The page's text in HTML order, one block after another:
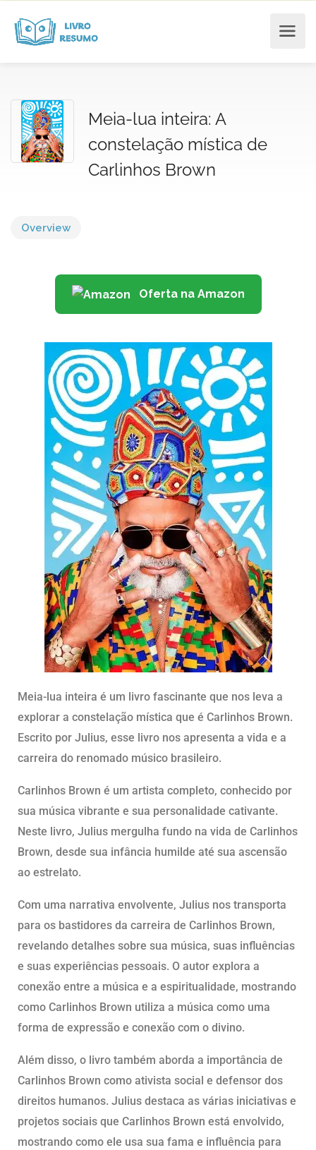
Meia-lua inteira: A
constelação mística de
Carlinhos Brown
Overview
Oferta na Amazon
Meia-lua inteira é um livro fascinante que nos leva a
explorar a constelação mística que é Carlinhos Brown.
Escrito por Julius, esse livro nos apresenta a vida e a
carreira do renomado músico brasileiro.
Carlinhos Brown é um artista completo, conhecido por
sua música vibrante e sua personalidade cativante.
Neste livro, Julius mergulha fundo na vida de Carlinhos
Brown, desde sua infância humilde até sua ascensão
ao estrelato.
Com uma narrativa envolvente, Julius nos transporta
para os bastidores da carreira de Carlinhos Brown,
revelando detalhes sobre sua música, suas influências
e suas experiências pessoais. O autor explora a
conexão entre a música e a espiritualidade, mostrando
como Carlinhos Brown utiliza a música como uma
forma de expressão e conexão com o divino.
Além disso, o livro também aborda a importância de
Carlinhos Brown como ativista social e defensor dos
direitos humanos. Julius destaca as várias iniciativas e
projetos sociais que Carlinhos Brown está envolvido,
mostrando como ele usa sua fama e influência para